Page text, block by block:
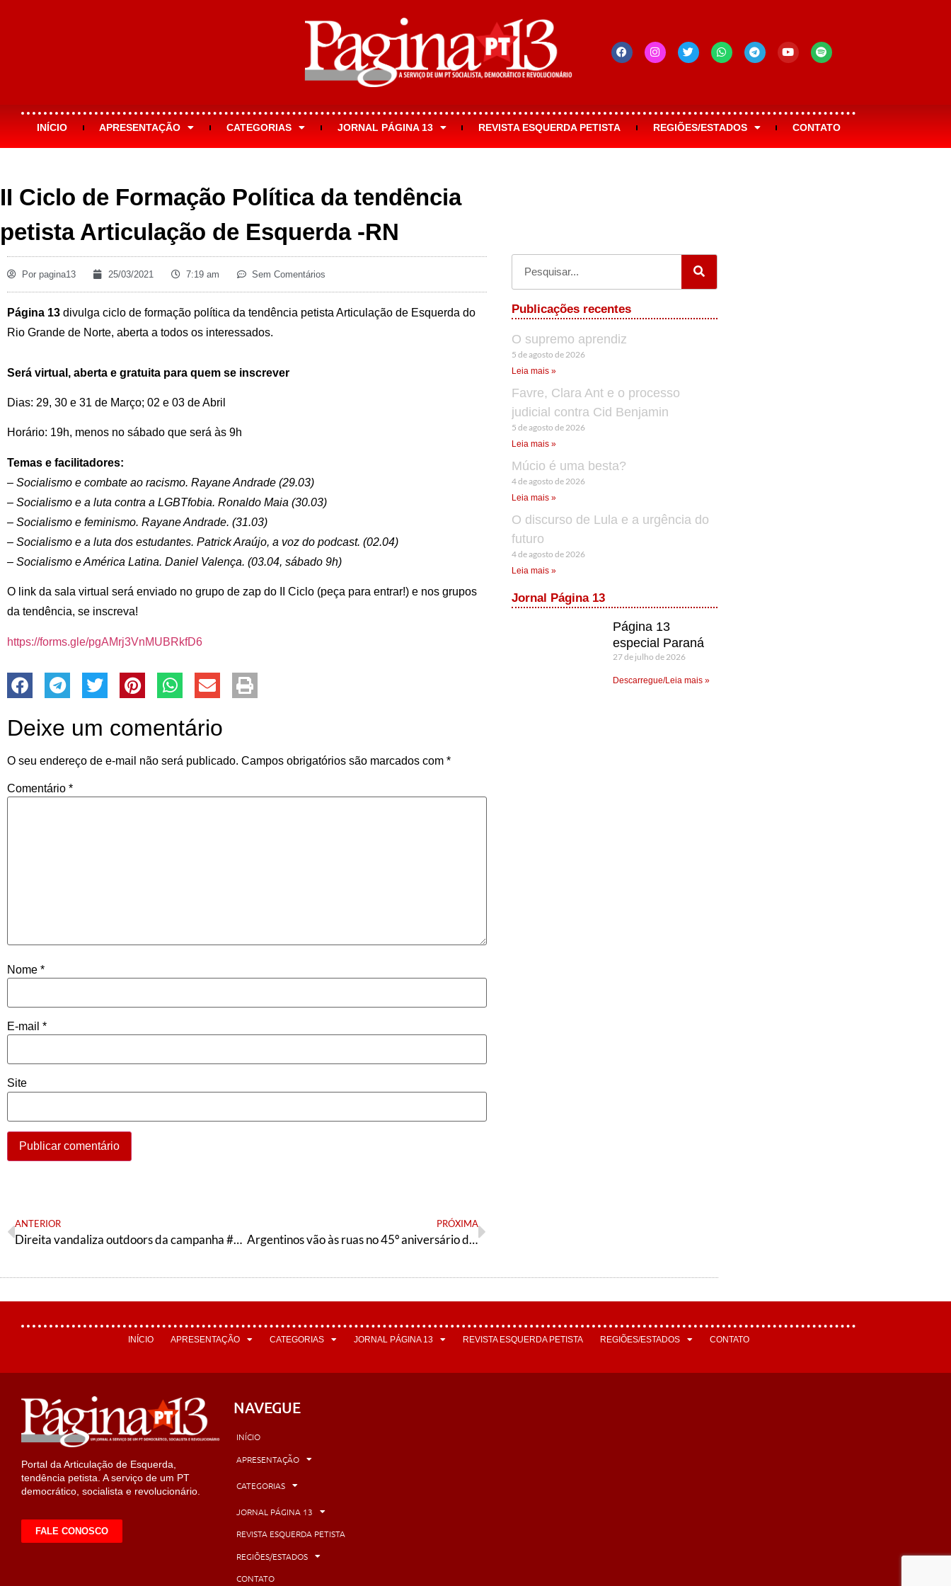
INÍCIO APRESENTAÇÃO CATEGORIAS JORNAL PÁGINA 13 REVISTA ESQUERDA PETISTA REGIÕES/ESTADOS CONTATO
II Ciclo de Formação Política da tendência
petista Articulação de Esquerda -RN
Por pagina13 25/03/2021 7:19 am Sem Comentários
Página 13 divulga ciclo de formação política da tendência petista Articulação de Esquerda do
Rio Grande de Norte, aberta a todos os interessados.
Será virtual, aberta e gratuita para quem se inscrever
Dias: 29, 30 e 31 de Março; 02 e 03 de Abril
Horário: 19h, menos no sábado que será às 9h
Temas e facilitadores:
– Socialismo e combate ao racismo. Rayane Andrade (29.03)
– Socialismo e a luta contra a LGBTfobia. Ronaldo Maia (30.03)
– Socialismo e feminismo. Rayane Andrade. (31.03)
– Socialismo e a luta dos estudantes. Patrick Araújo, a voz do podcast. (02.04)
– Socialismo e América Latina. Daniel Valença. (03.04, sábado 9h)
O link da sala virtual será enviado no grupo de zap do II Ciclo (peça para entrar!) e nos grupos
da tendência, se inscreva!
https://forms.gle/pgAMrj3VnMUBRkfD6
Deixe um comentário
O seu endereço de e-mail não será publicado. Campos obrigatórios são marcados com *
Comentário *
Nome *
E-mail *
Site
ANTERIOR
Direita vandaliza outdoors da campanha #AnulaSTF
PRÓXIMA
Argentinos vão às ruas no 45º aniversário do golpe militar
Publicações recentes
O supremo aprendiz
5 de agosto de 2026
Leia mais »
Favre, Clara Ant e o processo
judicial contra Cid Benjamin
5 de agosto de 2026
Leia mais »
Múcio é uma besta?
4 de agosto de 2026
Leia mais »
O discurso de Lula e a urgência do
futuro
4 de agosto de 2026
Leia mais »
Jornal Página 13
Página 13
especial Paraná
27 de julho de 2026
Descarregue/Leia mais »
INÍCIO APRESENTAÇÃO CATEGORIAS JORNAL PÁGINA 13 REVISTA ESQUERDA PETISTA REGIÕES/ESTADOS CONTATO
Portal da Articulação de Esquerda,
tendência petista. A serviço de um PT
democrático, socialista e revolucionário.
FALE CONOSCO
NAVEGUE
INÍCIO
APRESENTAÇÃO
CATEGORIAS
JORNAL PÁGINA 13
REVISTA ESQUERDA PETISTA
REGIÕES/ESTADOS
CONTATO